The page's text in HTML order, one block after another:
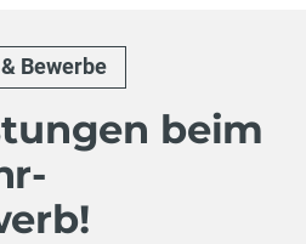
Bewerbe
beim